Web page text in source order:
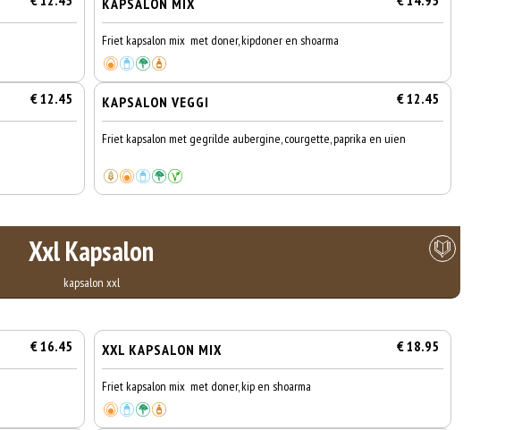
KAPSALON MIX
Friet kapsalon mix met doner, kipdoner en shoarma
€ 12.45 KAPSALON VEGGI € 12.45
Friet kapsalon met gegrilde aubergine, courgette, paprika en uien
Xxl Kapsalon
kapsalon xxl
€ 16.45 XXL KAPSALON MIX € 18.95
Friet kapsalon mix met doner, kip en shoarma